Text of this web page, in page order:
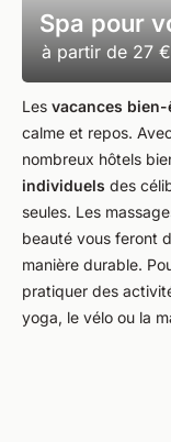
Spa pour
à partir de 27 €
Les vacances
calme et repos.
nombreux hôtels
individuels des
seules. Les
beauté vous feront
manière durable.
pratiquer des
yoga, le vélo ou la